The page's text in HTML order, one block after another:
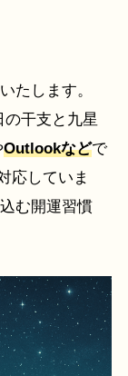
たします。
干支と九星
Outlookなどで
応していま
む開運習慣